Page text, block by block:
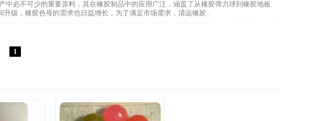
必不可少的重要原料，其在橡胶制品中的应用广泛，涵盖了从橡胶弹力球到橡胶地板
级，橡胶色母的需求也日益增长，为了满足市场需求，清远橡胶..
1